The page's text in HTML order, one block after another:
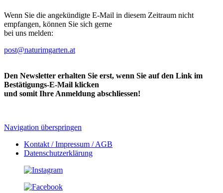
Wenn Sie die angekündigte E-Mail in diesem Zeitraum nicht
empfangen, können Sie sich gerne
bei uns melden:
post@naturimgarten.at
Den Newsletter erhalten Sie erst, wenn Sie auf den Link im
Bestätigungs-E-Mail klicken
und somit Ihre Anmeldung abschliessen!
Navigation überspringen
Kontakt / Impressum / AGB
Datenschutzerklärung